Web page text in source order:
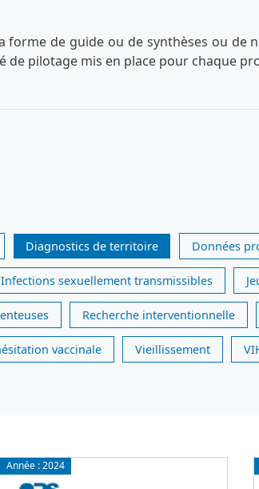
de guide ou de synthèses ou de
de pilotage mis en place pour chaque
Diagnostics de territoire Données
Infections sexuellement transmissibles
Recherche interventionnelle
vaccinale Vieillissement
Année :2024